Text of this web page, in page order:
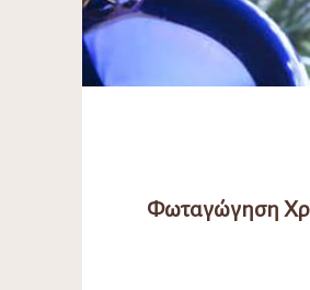
Φωταγώγηση